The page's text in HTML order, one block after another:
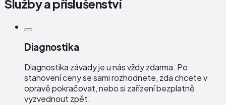
Služby a příslušenství
Diagnostika
Diagnostika závady je u nás vždy zdarma. Po
stanovení ceny se sami rozhodnete, zda chcete v
opravě pokračovat, nebo si zařízení bezplatně
vyzvednout zpět.